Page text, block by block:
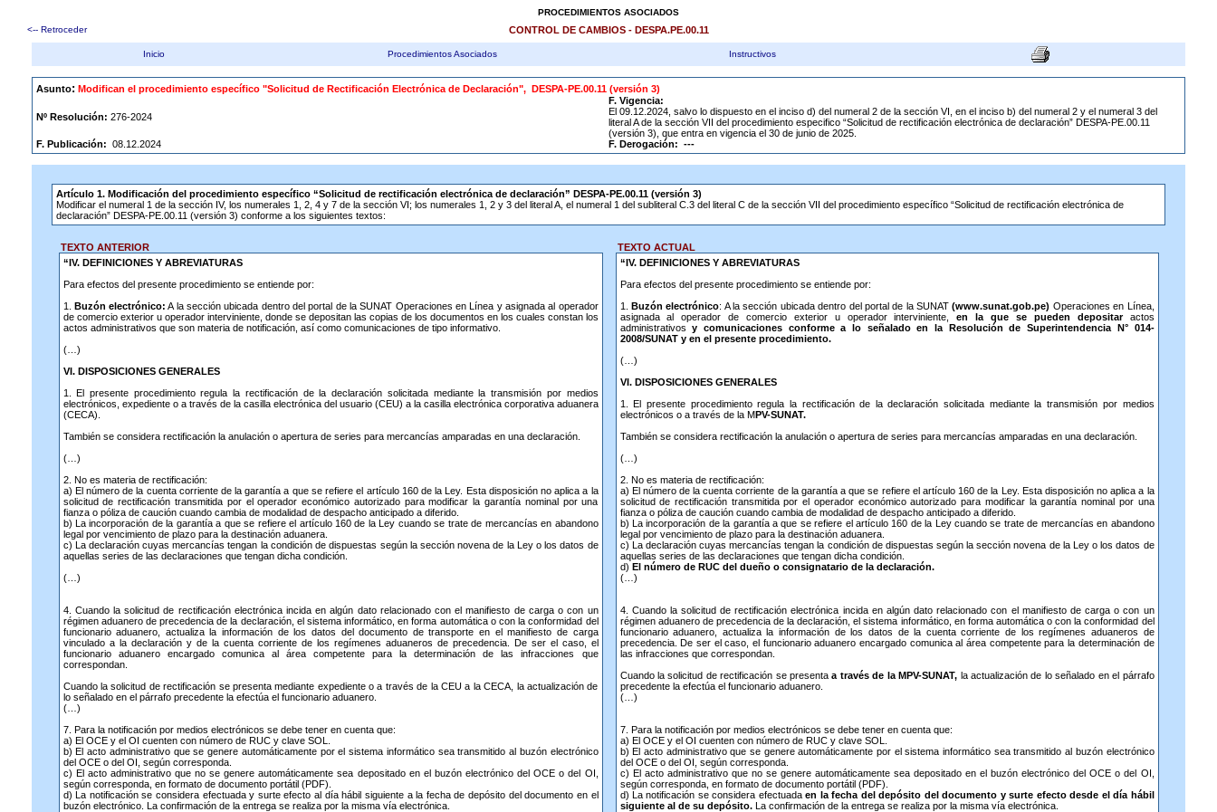
PROCEDIMIENTOS ASOCIADOS
<-- Retroceder
CONTROL DE CAMBIOS - DESPA.PE.00.11
Inicio Procedimientos Asociados Instructivos
Asunto: Modifican el procedimiento específico "Solicitud de Rectificación Electrónica de Declaración", DESPA-PE.00.11 (versión 3)
Nº Resolución: 276-2024
F. Vigencia:
El 09.12.2024, salvo lo dispuesto en el inciso d) del numeral 2 de la sección VI, en el inciso b) del numeral 2 y el numeral 3 del
literal A de la sección VII del procedimiento especifico “Solicitud de rectificación electrónica de declaración” DESPA-PE.00.11
(versión 3), que entra en vigencia el 30 de junio de 2025.
F. Publicación: 08.12.2024 F. Derogación: ---
Artículo 1. Modificación del procedimiento específico “Solicitud de rectificación electrónica de declaración” DESPA-PE.00.11 (versión 3)
Modificar el numeral 1 de la sección IV, los numerales 1, 2, 4 y 7 de la sección VI; los numerales 1, 2 y 3 del literal A, el numeral 1 del subliteral C.3 del literal C de la sección VII del procedimiento específico “Solicitud de rectificación electrónica de
declaración” DESPA-PE.00.11 (versión 3) conforme a los siguientes textos:
TEXTO ANTERIOR
“IV. DEFINICIONES Y ABREVIATURAS
Para efectos del presente procedimiento se entiende por:
1. Buzón electrónico: A la sección ubicada dentro del portal de la SUNAT Operaciones en Línea y asignada al operador
de comercio exterior u operador interviniente, donde se depositan las copias de los documentos en los cuales constan los
actos administrativos que son materia de notificación, así como comunicaciones de tipo informativo.
(…)
VI. DISPOSICIONES GENERALES
1. El presente procedimiento regula la rectificación de la declaración solicitada mediante la transmisión por medios
electrónicos, expediente o a través de la casilla electrónica del usuario (CEU) a la casilla electrónica corporativa aduanera
(CECA).
También se considera rectificación la anulación o apertura de series para mercancías amparadas en una declaración.
(…)
2. No es materia de rectificación:
a) El número de la cuenta corriente de la garantía a que se refiere el artículo 160 de la Ley. Esta disposición no aplica a la
solicitud de rectificación transmitida por el operador económico autorizado para modificar la garantía nominal por una
fianza o póliza de caución cuando cambia de modalidad de despacho anticipado a diferido.
b) La incorporación de la garantía a que se refiere el artículo 160 de la Ley cuando se trate de mercancías en abandono
legal por vencimiento de plazo para la destinación aduanera.
c) La declaración cuyas mercancías tengan la condición de dispuestas según la sección novena de la Ley o los datos de
aquellas series de las declaraciones que tengan dicha condición.
(…)
4. Cuando la solicitud de rectificación electrónica incida en algún dato relacionado con el manifiesto de carga o con un
régimen aduanero de precedencia de la declaración, el sistema informático, en forma automática o con la conformidad del
funcionario aduanero, actualiza la información de los datos del documento de transporte en el manifiesto de carga
vinculado a la declaración y de la cuenta corriente de los regímenes aduaneros de precedencia. De ser el caso, el
funcionario aduanero encargado comunica al área competente para la determinación de las infracciones que
correspondan.
Cuando la solicitud de rectificación se presenta mediante expediente o a través de la CEU a la CECA, la actualización de
lo señalado en el párrafo precedente la efectúa el funcionario aduanero.
(…)
7. Para la notificación por medios electrónicos se debe tener en cuenta que:
a) El OCE y el OI cuenten con número de RUC y clave SOL.
b) El acto administrativo que se genere automáticamente por el sistema informático sea transmitido al buzón electrónico
del OCE o del OI, según corresponda.
c) El acto administrativo que no se genere automáticamente sea depositado en el buzón electrónico del OCE o del OI,
según corresponda, en formato de documento portátil (PDF).
d) La notificación se considera efectuada y surte efecto al día hábil siguiente a la fecha de depósito del documento en el
buzón electrónico. La confirmación de la entrega se realiza por la misma vía electrónica.
TEXTO ACTUAL
“IV. DEFINICIONES Y ABREVIATURAS
Para efectos del presente procedimiento se entiende por:
1. Buzón electrónico: A la sección ubicada dentro del portal de la SUNAT(www.sunat.gob.pe) Operaciones en Línea,
asignada al operador de comercio exterior u operador interviniente,en la que se pueden depositaractos
administrativosy comunicaciones conforme a lo señalado en la Resolución de Superintendencia N° 014-
2008/SUNAT y en el presente procedimiento.
(…)
VI. DISPOSICIONES GENERALES
1. El presente procedimiento regula la rectificación de la declaración solicitada mediante la transmisión por medios
electrónicos o a través de la MPV-SUNAT.
También se considera rectificación la anulación o apertura de series para mercancías amparadas en una declaración.
(…)
2. No es materia de rectificación:
a) El número de la cuenta corriente de la garantía a que se refiere el artículo 160 de la Ley. Esta disposición no aplica a la
solicitud de rectificación transmitida por el operador económico autorizado para modificar la garantía nominal por una
fianza o póliza de caución cuando cambia de modalidad de despacho anticipado a diferido.
b) La incorporación de la garantía a que se refiere el artículo 160 de la Ley cuando se trate de mercancías en abandono
legal por vencimiento de plazo para la destinación aduanera.
c) La declaración cuyas mercancías tengan la condición de dispuestas según la sección novena de la Ley o los datos de
aquellas series de las declaraciones que tengan dicha condición.
d) El número de RUC del dueño o consignatario de la declaración.
(…)
4. Cuando la solicitud de rectificación electrónica incida en algún dato relacionado con el manifiesto de carga o con un
régimen aduanero de precedencia de la declaración, el sistema informático, en forma automática o con la conformidad del
funcionario aduanero, actualiza la información de los datos de la cuenta corriente de los regímenes aduaneros de
precedencia. De ser el caso, el funcionario aduanero encargado comunica al área competente para la determinación de
las infracciones que correspondan.
Cuando la solicitud de rectificación se presenta a través de la MPV-SUNAT, la actualización de lo señalado en el párrafo
precedente la efectúa el funcionario aduanero.
(…)
7. Para la notificación por medios electrónicos se debe tener en cuenta que:
a) El OCE y el OI cuenten con número de RUC y clave SOL.
b) El acto administrativo que se genere automáticamente por el sistema informático sea transmitido al buzón electrónico
del OCE o del OI, según corresponda.
c) El acto administrativo que no se genere automáticamente sea depositado en el buzón electrónico del OCE o del OI,
según corresponda, en formato de documento portátil (PDF).
d) La notificación se considera efectuadaen la fecha del depósito del documento y surte efecto desde el día hábil
siguiente al de su depósito.La confirmación de la entrega se realiza por la misma vía electrónica.